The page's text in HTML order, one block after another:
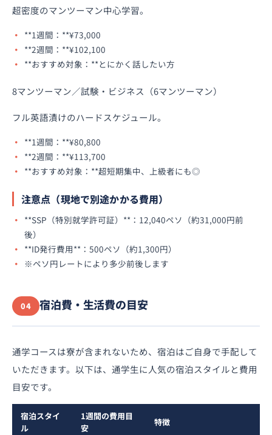
超密度のマンツーマン中心学習。
**1週間：**¥73,000
**2週間：**¥102,100
**おすすめ対象：**とにかく話したい方
8マンツーマン／試験・ビジネス（6マンツーマン）
フル英語漬けのハードスケジュール。
**1週間：**¥80,800
**2週間：**¥113,700
**おすすめ対象：**超短期集中、上級者にも◎
注意点（現地で別途かかる費用）
**SSP（特別就学許可証）**：12,040ペソ（約31,000円前
後）
**ID発行費用**：500ペソ（約1,300円）
※ペソ円レートにより多少前後します
04 宿泊費・生活費の目安
通学コースは寮が含まれないため、宿泊はご自身で手配して
いただきます。以下は、通学生に人気の宿泊スタイルと費用
目安です。
宿泊スタイ
ル
1週間の費用目
安
特徴